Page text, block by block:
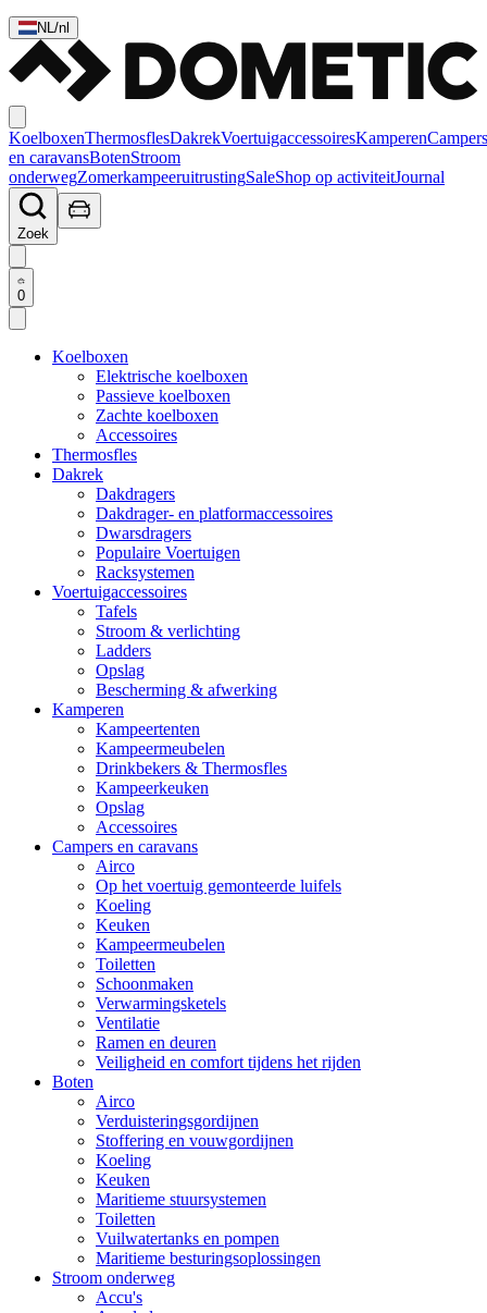
NL/nl
KoelboxenThermosflesDakrekVoertuigaccessoiresKamperenCampers
en caravansBotenStroom
onderwegZomerkampeeruitrustingSaleShop op activiteitJournal
Zoek
0
Koelboxen
Elektrische koelboxen
Passieve koelboxen
Zachte koelboxen
Accessoires
Thermosfles
Dakrek
Dakdragers
Dakdrager- en platformaccessoires
Dwarsdragers
Populaire Voertuigen
Racksystemen
Voertuigaccessoires
Tafels
Stroom & verlichting
Ladders
Opslag
Bescherming & afwerking
Kamperen
Kampeertenten
Kampeermeubelen
Drinkbekers & Thermosfles
Kampeerkeuken
Opslag
Accessoires
Campers en caravans
Airco
Op het voertuig gemonteerde luifels
Koeling
Keuken
Kampeermeubelen
Toiletten
Schoonmaken
Verwarmingsketels
Ventilatie
Ramen en deuren
Veiligheid en comfort tijdens het rijden
Boten
Airco
Verduisteringsgordijnen
Stoffering en vouwgordijnen
Koeling
Keuken
Maritieme stuursystemen
Toiletten
Vuilwatertanks en pompen
Maritieme besturingsoplossingen
Stroom onderweg
Accu's